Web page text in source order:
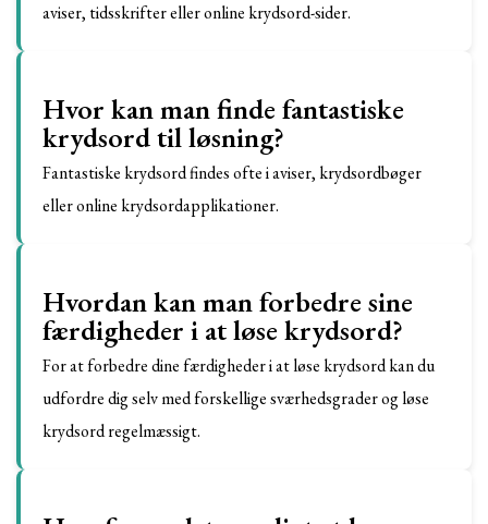
aviser, tidsskrifter eller online krydsord-sider.
Hvor kan man finde fantastiske
krydsord til løsning?
Fantastiske krydsord findes ofte i aviser, krydsordbøger
eller online krydsordapplikationer.
Hvordan kan man forbedre sine
færdigheder i at løse krydsord?
For at forbedre dine færdigheder i at løse krydsord kan du
udfordre dig selv med forskellige sværhedsgrader og løse
krydsord regelmæssigt.